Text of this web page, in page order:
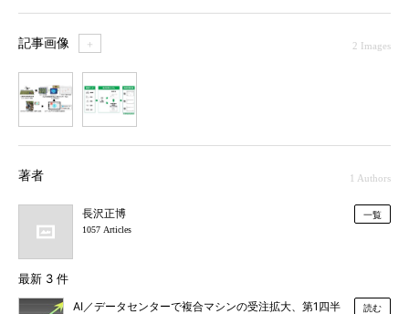
記事画像 ＋ 2 Images
著者 1 Authors
長沢正博
1057 Articles
一覧
最新 3 件
AI／データセンターで複合マシンの受注拡大、第1四半
読む